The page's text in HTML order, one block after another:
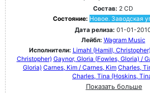
Состав: 2 CD
Состояние: Новое. Заводская
Дата релиза: 01-01-
Лейбл: Wagram Music
Исполнители: Limahl (Hamill,
Christopher) Gaynor, GIoria (Fowles, Gloria) /
Gloria) Carnes, Kim / Carnes, Kim Charles,
Charles, Tina (Hoskins,
Показать больше